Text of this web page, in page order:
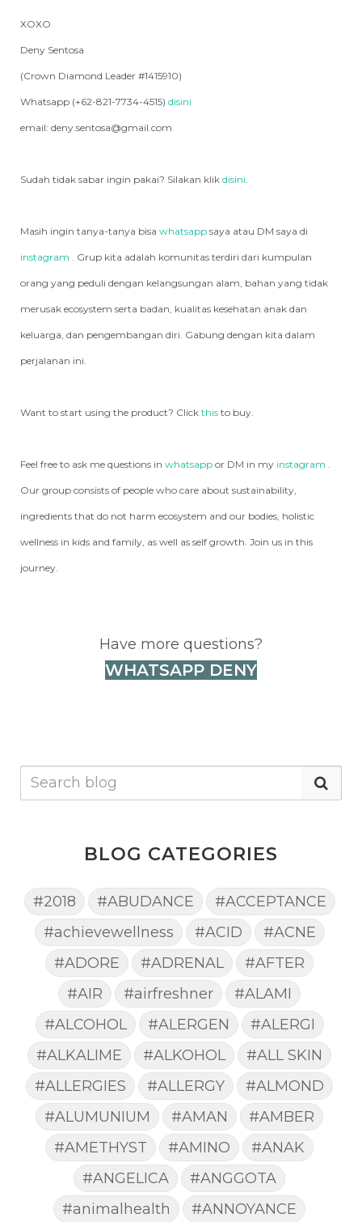
XOXO
Deny Sentosa
(Crown Diamond Leader #1415910)
Whatsapp (+62-821-7734-4515) disini
email: deny.sentosa@gmail.com
Sudah tidak sabar ingin pakai? Silakan klik disini
Masih ingin tanya-tanya bisa whatsapp saya atau DM saya di
instagram . Grup kita adalah komunitas terdiri dari kumpulan
orang yang peduli dengan kelangsungan alam, bahan yang tidak
merusak ecosystem serta badan, kualitas kesehatan anak dan
keluarga, dan pengembangan diri. Gabung dengan kita dalam
perjalanan ini.
Want to start using the product? Click this to buy.
Feel free to ask me questions in whatsapp or DM in my instagram
Our group consists of people who care about sustainability,
ingredients that do not harm ecosystem and our bodies, holistic
wellness in kids and family, as well as self growth. Join us in this
journey.
Have more questions?
WHATSAPP DENY
BLOG CATEGORIES
#2018 #ABUDANCE
#ACCEPTANCE
#achievewellness
#ACID
#ACNE
#ADORE
#ADRENAL
#AFTER
#AIR
#airfreshner
#ALAMI
#ALCOHOL
#ALERGEN
#ALERGI
#ALKALIME
#ALKOHOL
#ALL SKIN
#ALLERGIES
#ALLERGY
#ALMOND
#ALUMUNIUM
#AMAN
#AMBER
#AMETHYST
#AMINO
#ANAK
#ANGELICA
#ANGGOTA
#animalhealth
#ANNOYANCE